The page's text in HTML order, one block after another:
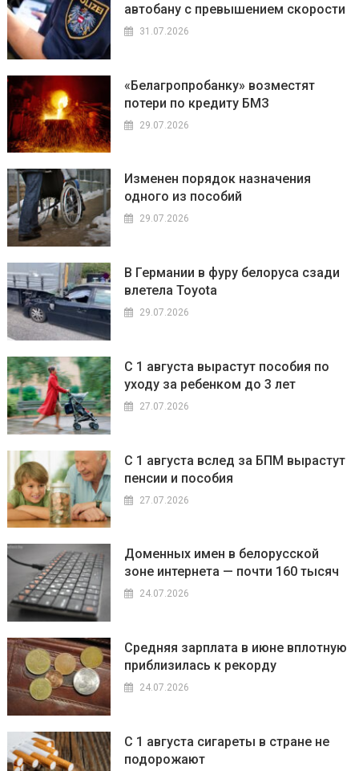
автобану с превышением скорости
31.07.2026
«Белагропробанку» возместят
потери по кредиту БМЗ
29.07.2026
Изменен порядок назначения
одного из пособий
29.07.2026
В Германии в фуру белоруса сзади
влетела Toyota
29.07.2026
С 1 августа вырастут пособия по
уходу за ребенком до 3 лет
27.07.2026
С 1 августа вслед за БПМ вырастут
пенсии и пособия
27.07.2026
Доменных имен в белорусской
зоне интернета — почти 160 тысяч
24.07.2026
Средняя зарплата в июне вплотную
приблизилась к рекорду
24.07.2026
С 1 августа сигареты в стране не
подорожают